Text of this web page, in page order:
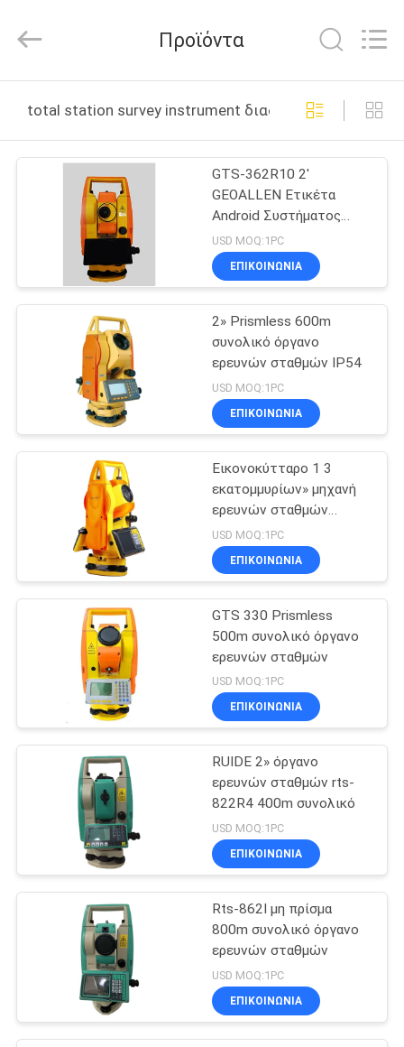
ΠΡΟΪΌΝΤΑ
ΠΕΡΊΠΟΥ
ΓΎΡΟΣ
ΕΡΓΟΣΤΑΣΊΩΝ
ΠΟΙΟΤΙΚΌΣ
ΈΛΕΓΧΟΣ
ΕΠΑΦΉ
ΜΕ
ΕΙΔΉΣΕΙΣ
ΠΕΡΙΠΤΏΣΕΙΣ
SITEMAP
PRIVACY
POLICY
ALLEN
CO.,LTD..
Reserved.
Προϊόντα
total station survey instrument διαδικτυακή
GTS-362R10 2'
GEOALLEN Ετικέτα
Android Συστήματος
Συνολικού Σταθμού
USD MOQ:1PC
ΕΠΙΚΟΙΝΩΝΊΑ
2» Prismless 600m
συνολικό όργανο
ερευνών σταθμών IP54
USD MOQ:1PC
ΕΠΙΚΟΙΝΩΝΊΑ
Εικονοκύτταρο 1 3
εκατομμυρίων» μηχανή
ερευνών σταθμών
GTS342I συνολική
USD MOQ:1PC
ΕΠΙΚΟΙΝΩΝΊΑ
GTS 330 Prismless
500m συνολικό όργανο
ερευνών σταθμών
USD MOQ:1PC
ΕΠΙΚΟΙΝΩΝΊΑ
RUIDE 2» όργανο
ερευνών σταθμών rts-
822R4 400m συνολικό
USD MOQ:1PC
ΕΠΙΚΟΙΝΩΝΊΑ
Rts-862I μη πρίσμα
800m συνολικό όργανο
ερευνών σταθμών
USD MOQ:1PC
ΕΠΙΚΟΙΝΩΝΊΑ